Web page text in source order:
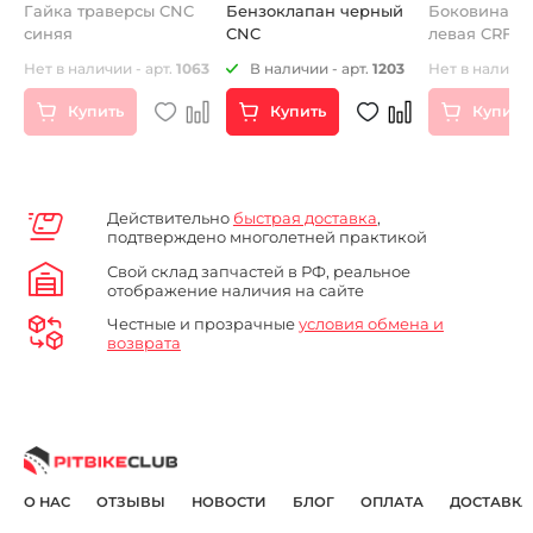
Гайка траверсы CNC
синяя
Нет в наличии - арт. 1063
Купить
Бензоклапан черный
CNC
В наличии - арт. 1203
Купить
Боковина
левая
Нет в
Купить
Действительно быстрая доставка,
подтверждено многолетней практикой
Свой склад запчастей в РФ, реальное
отображение наличия на сайте
Честные и прозрачныеусловия обмена и
возврата
О НАС ОТЗЫВЫ НОВОСТИ БЛОГ ОПЛАТА ДОСТАВКА